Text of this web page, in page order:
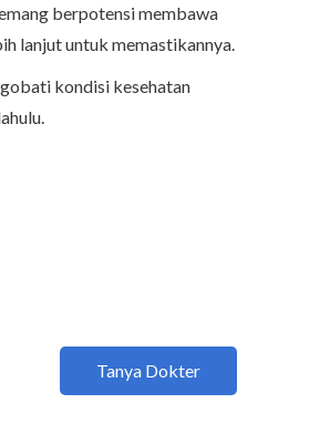
berpotensi membawa
lanjut untuk memastikannya.
kondisi kesehatan